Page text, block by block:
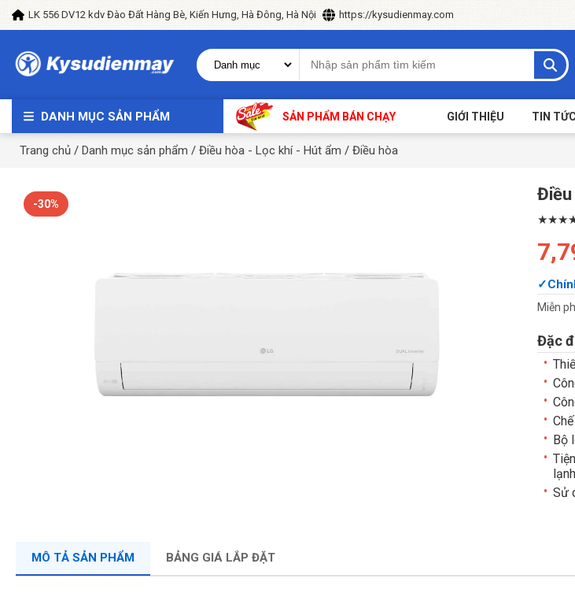
LK 556 DV12 kdv Đào Đất Hàng Bè, Kiến Hưng, Hà Đông, Hà Nội https://kysudienmay.com
DANH MỤC SẢN PHẨM SẢN PHẨM BÁN CHẠY GIỚI THIỆU TIN TỨC
Trang chủ / Danh mục sản phẩm / Điều hòa - Lọc khí - Hút ẩm / Điều hòa
-30% Điều
★★★
Miễn
Đặc
Bộ
Sử
MÔ TẢ SẢN PHẨM BẢNG GIÁ LẮP ĐẶT